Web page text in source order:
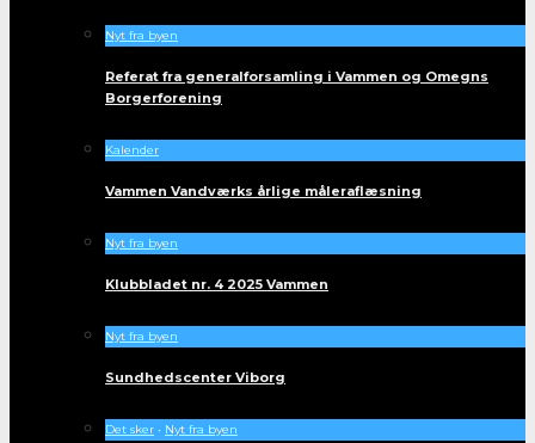
Nyt fra byen
Referat fra generalforsamling i Vammen og Omegns
Borgerforening
Kalender
Vammen Vandværks årlige måleraflæsning
Nyt fra byen
Klubbladet nr. 4 2025 Vammen
Nyt fra byen
Sundhedscenter Viborg
Det sker • Nyt fra byen